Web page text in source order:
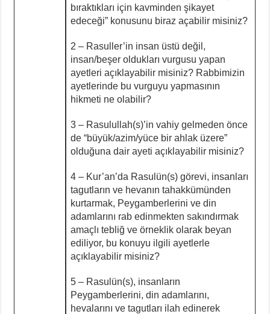
bıraktıkları için kavminden şikayet
edeceği” konusunu biraz açabilir misiniz?
2 – Rasuller’in insan üstü değil,
insan/beşer oldukları vurgusu yapan
ayetleri açıklayabilir misiniz? Rabbimizin
ayetlerinde bu vurguyu yapmasının
hikmeti ne olabilir?
3 – Rasulullah(s)’in vahiy gelmeden önce
de “büyük/azim/yüce bir ahlak üzere”
olduğuna dair ayeti açıklayabilir misiniz?
4 – Kur’an’da Rasulün(s) görevi, insanları
tagutların ve hevanın tahakkümünden
kurtarmak, Peygamberlerini ve din
adamlarını rab edinmekten sakındırmak
amaçlı tebliğ ve örneklik olarak beyan
ediliyor, bu konuyu ilgili ayetlerle
açıklayabilir misiniz?
5 – Rasulün(s), insanların
Peygamberlerini, din adamlarını,
hevalarını ve tagutları ilah edinerek